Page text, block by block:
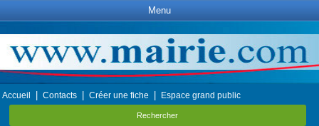
Menu
Accueil Contacts Créer une fiche Espace grand public
Rechercher